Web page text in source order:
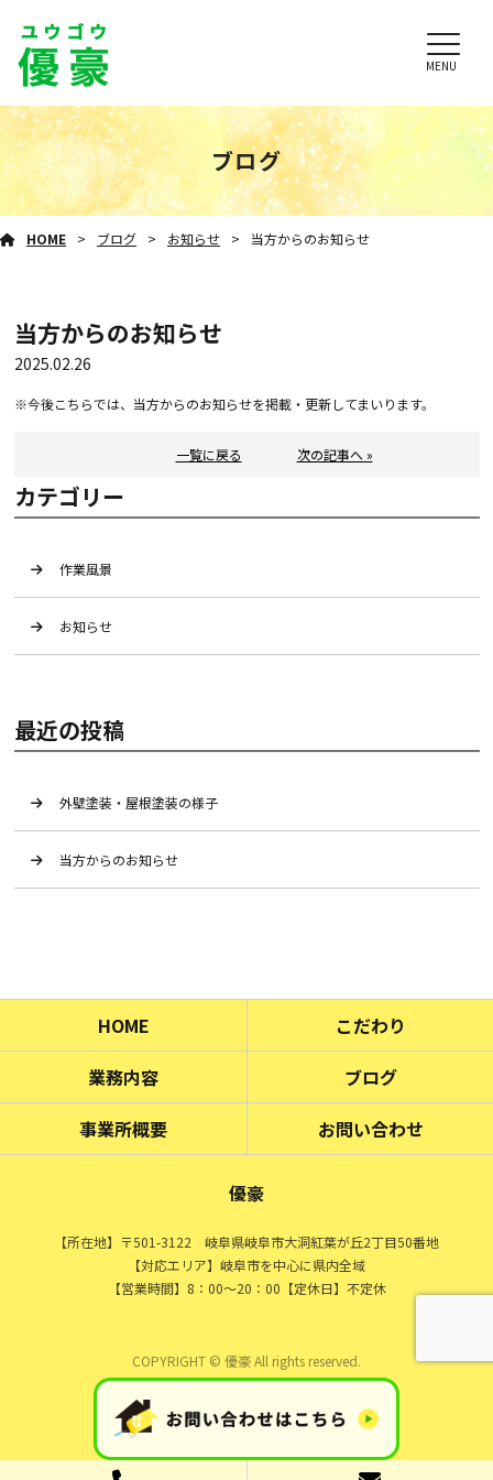
MENU
ブログ
HOME ブログ お知らせ 当方からのお知らせ
当方からのお知らせ
2025.02.26
※今後こちらでは、当方からのお知らせを掲載・更新してまいります。
一覧に戻る 次の記事へ »
カテゴリー
作業風景
お知らせ
最近の投稿
外壁塗装・屋根塗装の様子
当方からのお知らせ
HOME
こだわり
業務内容
ブログ
事業所概要
お問い合わせ
優豪
【所在地】〒501-3122 岐阜県岐阜市大洞紅葉が丘2丁目50番地
【対応エリア】岐阜市を中心に県内全域
【営業時間】8：00～20：00【定休日】不定休
COPYRIGHT © 優豪 All rights reserved.